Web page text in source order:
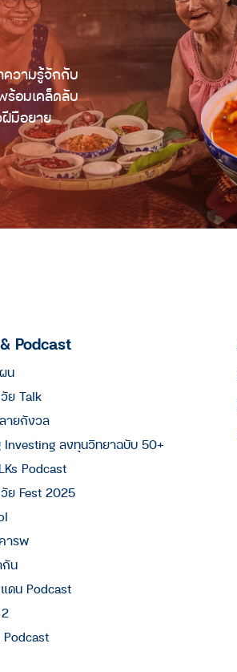
ความรู้จักกับ
ร้อมเคล็ดลับ
มือยาย
Podcast
น
ย Talk
ายกังวล
Investing ลงทุนวิทยาฉบับ 50+
Podcast
ย Fest 2025
ารพ
กัน
ดน Podcast